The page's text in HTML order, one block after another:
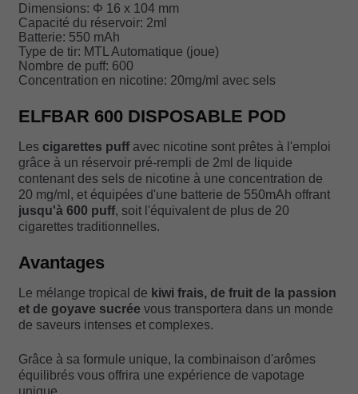
notations
client
Dimensions: Φ 16 x 104 mm
Capacité du réservoir: 2ml
Batterie: 550 mAh
Type de tir: MTL Automatique (joue)
Nombre de puff: 600
Concentration en nicotine: 20mg/ml avec sels
ELFBAR 600 DISPOSABLE POD
Les cigarettes puff avec nicotine sont prêtes à l'emploi
grâce à un réservoir pré-rempli de 2ml de liquide
contenant des sels de nicotine à une concentration de
20 mg/ml, et équipées d'une batterie de 550mAh offrant
jusqu'à 600 puff, soit l'équivalent de plus de 20
cigarettes traditionnelles.
Avantages
Le mélange tropical de kiwi frais, de fruit de la passion
et de goyave sucrée vous transportera dans un monde
de saveurs intenses et complexes.
Grâce à sa formule unique, la combinaison d'arômes
équilibrés vous offrira une expérience de vapotage
unique.